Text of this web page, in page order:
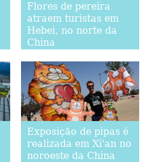
Flores de pereira
atraem turistas em
Hebei, no norte da
China
Exposição de pipas é
realizada em Xi'an no
noroeste da China